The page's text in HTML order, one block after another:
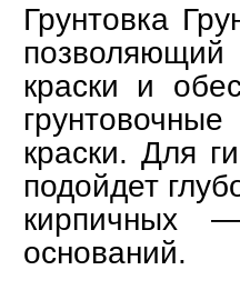
Грунтовка
позволяющий
краски и
краски. Для
подойдет
кирпичных
оснований.